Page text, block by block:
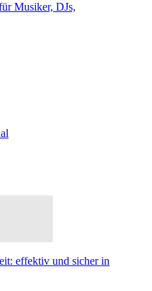
Musiker, DJs,
effektiv und sicher in